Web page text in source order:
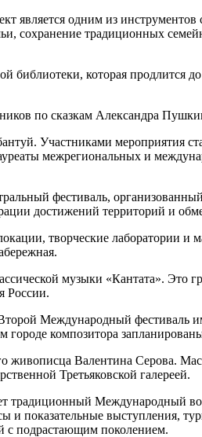
одним из инструментов
сохранение традиционных
библиотеки, которая продлится
по сказкам Александра
Участниками мероприятия
межрегиональных и
фестиваль,
достижений территорий и
творческие лаборатории
музыки «Кантата». Это
России.
Международный фестиваль
композитора
живописца Валентина Серова.
Третьяковской галереей.
традиционный Международный
и показательные выступления,
с подрастающим поколением.